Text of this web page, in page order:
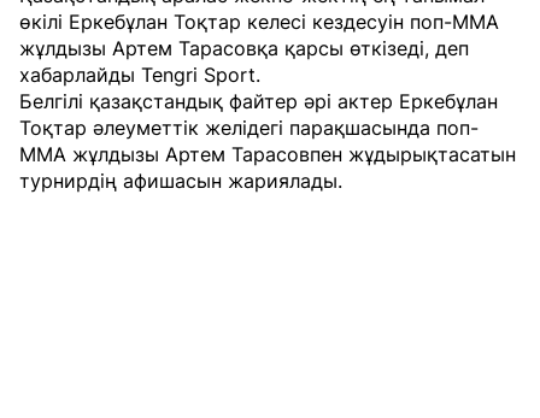
өкілі Еркебұлан Тоқтар келесі кездесуін поп-ММА
жұлдызы Артем Тарасовқа қарсы өткізеді, деп
хабарлайды Tengri Sport.
Белгілі қазақстандық файтер әрі актер Еркебұлан
Тоқтар әлеуметтік желідегі парақшасында поп-
ММА жұлдызы Артем Тарасовпен жұдырықтасатын
турнирдің афишасын жариялады.